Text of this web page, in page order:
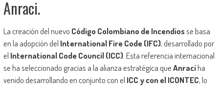
Anraci.
La creación del nuevo Código Colombiano de Incendiosse basa
en la adopción del International Fire Code (IFC), desarrollado por
el International Code Council (ICC). Esta referencia internacional
se ha seleccionado gracias a la alianza estratégica queAnraciha
venido desarrollando en conjunto con el ICC y con el ICONTEC, lo